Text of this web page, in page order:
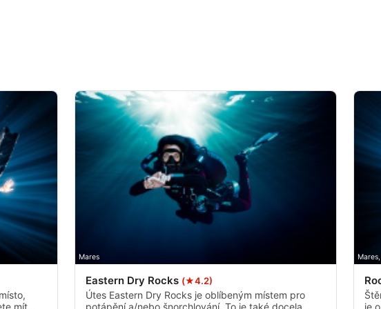
mít
Mares
Eastern Dry Rocks (★4.2)
Útes Eastern Dry Rocks je oblíbeným místem pro
potápění a/nebo šnorchlování. To je také docela
je